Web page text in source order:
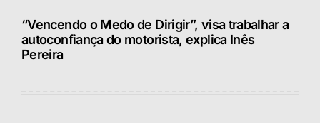
“Vencendo o Medo de Dirigir”, visa trabalhar a
autoconfiança do motorista, explica Inês
Pereira